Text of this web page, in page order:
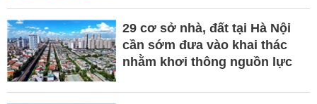
29 cơ sở nhà, đất tại Hà Nội
cần sớm đưa vào khai thác
nhằm khơi thông nguồn lực